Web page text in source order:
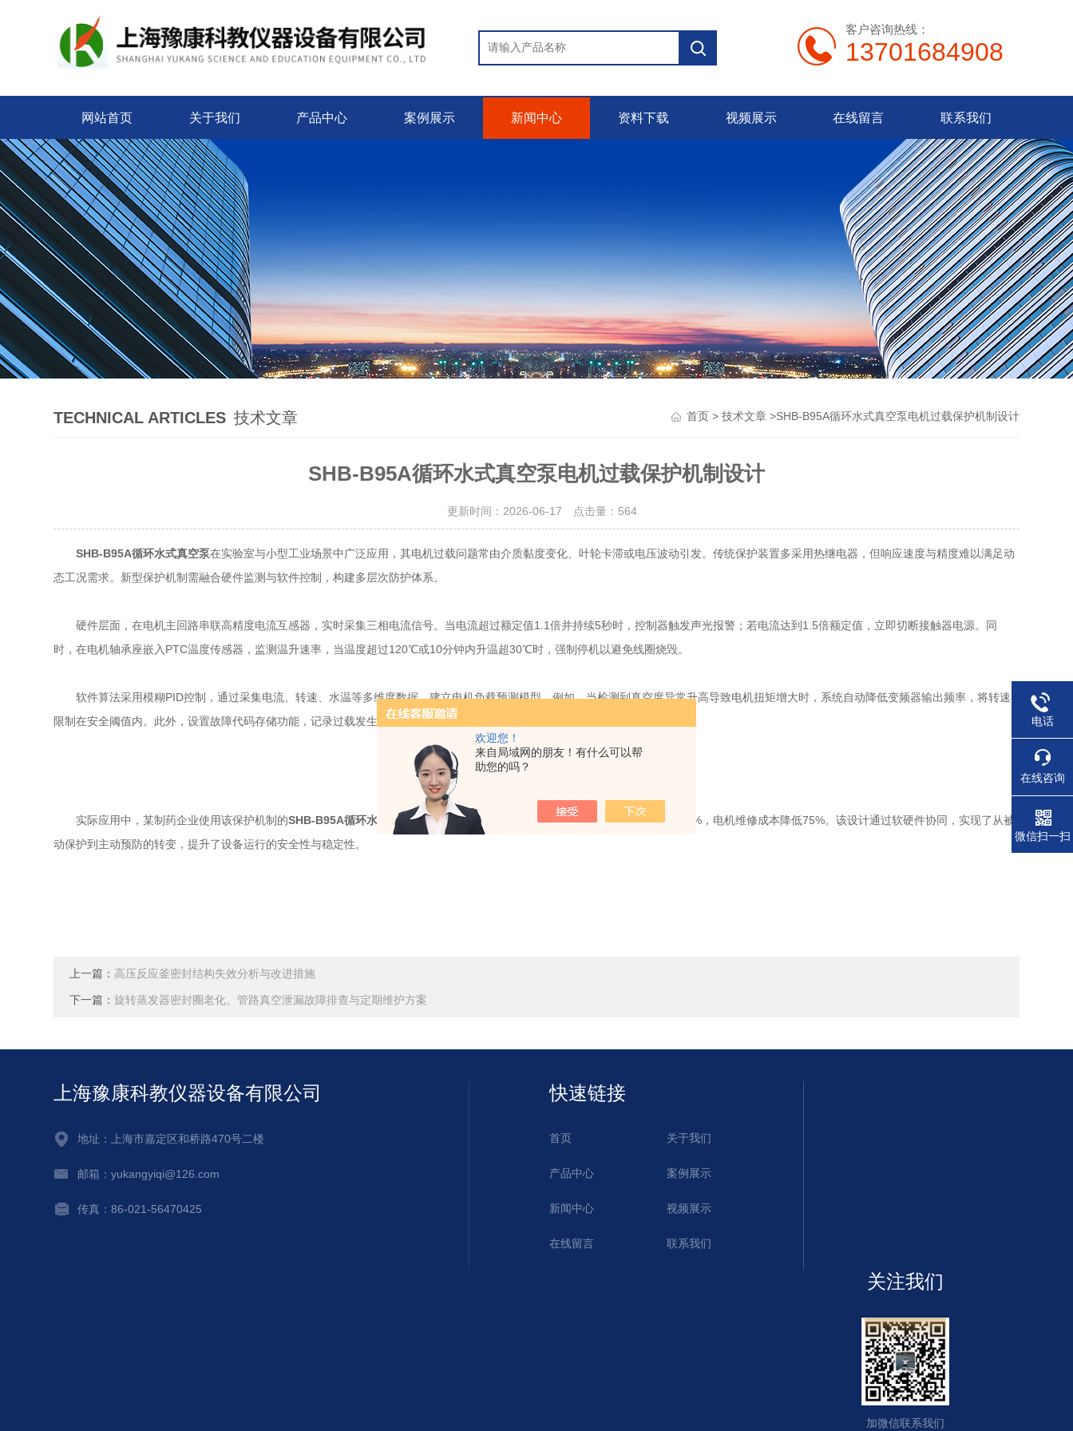
欢迎您！
来自局域网的朋友！有什么可以帮
助您的吗？
客户咨询热线：
13701684908
网站首页 关于我们 产品中心 案例展示 新闻中心 资料下载 视频展示 在线留言 联系我们
TECHNICAL ARTICLES 技术文章 首页> 技术文章>SHB-B95A循环水式真空泵电机过载保护机制设计
SHB-B95A循环水式真空泵电机过载保护机制设计
更新时间：2026-06-17 点击量： 564
SHB-B95A循环水式真空泵在实验室与小型工业场景中广泛应用，其电机过载问题常由介质黏度变化、叶轮卡滞或电压波动引发。传统保护装置多采用热继电器，但响应速度与精度难以满足动
态工况需求。新型保护机制需融合硬件监测与软件控制，构建多层次防护体系。
硬件层面，在电机主回路串联高精度电流互感器，实时采集三相电流信号。当电流超过额定值1.1倍并持续5秒时，控制器触发声光报警；若电流达到1.5倍额定值，立即切断接触器电源。同
时，在电机轴承座嵌入PTC温度传感器，监测温升速率，当温度超过120℃或10分钟内升温超30℃时，强制停机以避免线圈烧毁。
软件算法采用模糊PID控制，通过采集电流、转速、水温等多维度数据，建立电机负载预测模型。例如，当检测到真空度异常升高导致电机扭矩增大时，系统自动降低变频器输出频率，将转速
限制在安全阈值内。此外，设置故障代码存储功能，记录过载发生时的电流曲线与环境参数，便于后续分析原因。
实际应用中，某制药企业使用该保护机制的SHB-B95A循环水式真空泵，在溶剂回收过程中因管道堵塞引发的过载事故减少90%，电机维修成本降低75%。该设计通过软硬件协同，实现了从被
动保护到主动预防的转变，提升了设备运行的安全性与稳定性。
上一篇： 高压反应釜密封结构失效分析与改进措施
下一篇：旋转蒸发器密封圈老化、管路真空泄漏故障排查与定期维护方案
上海豫康科教仪器设备有限公司
地址：上海市嘉定区和桥路470号二楼
邮箱：yukangyiqi@126.com
传真：86-021-56470425
快速链接
首页 关于我们
产品中心 案例展示
新闻中心 视频展示
在线留言 联系我们
关注我们
加微信联系我们
电话
在线咨询
微信扫一扫